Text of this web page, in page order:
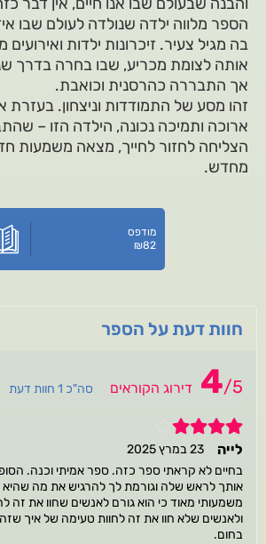
הספר מלווה ילדה שנולדה לעולם שבו
בה מגיל צעיר. זיכרונות ילדות ואירועים
אותה לצומת מכריע, שבו בחרה בדרך
אך התבררה כהרסנית וכואבת.
זהו מסע של התמודדות וניצחון. בעזרת
ארוכה ותמיכה נכונה, הילדה הזו –
הצליחה לחזור לחייך, מצאה משמעות
מחדש.
מודפס
₪82
חוות דעת על הספר
4/5 דירוג הקוראים סה"כ 1 חוות דעת
4
לייה
23 במרץ 2025
בחיים לא קראתי ספר כזה. ספר אמיתי וכנה.
אותך לראש שלה וגורמת לך להרגיש את מה
משמעותי מאוד כי הוא גורם לאנשים שחוו את זה
ולאנשים שלא חוו את זה לחוות טעימה של איך
בחום.